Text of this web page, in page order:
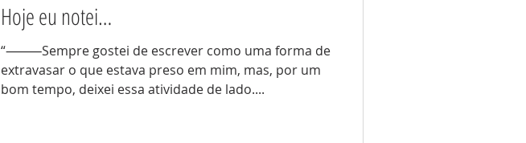
Hoje eu notei…
“⸻Sempre gostei de escrever como uma forma de
extravasar o que estava preso em mim, mas, por um
bom tempo, deixei essa atividade de lado....